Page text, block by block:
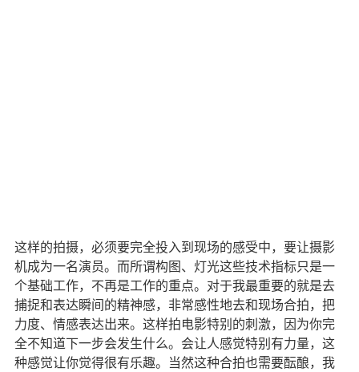
这样的拍摄，必须要完全投入到现场的感受中，要让摄影
机成为一名演员。而所谓构图、灯光这些技术指标只是一
个基础工作，不再是工作的重点。对于我最重要的就是去
捕捉和表达瞬间的精神感，非常感性地去和现场合拍，把
力度、情感表达出来。这样拍电影特别的刺激，因为你完
全不知道下一步会发生什么。会让人感觉特别有力量，这
种感觉让你觉得很有乐趣。当然这种合拍也需要酝酿，我